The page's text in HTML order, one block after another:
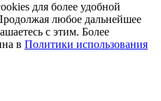
для более удобной
любое дальнейшее
с этим. Более
в Политики использования